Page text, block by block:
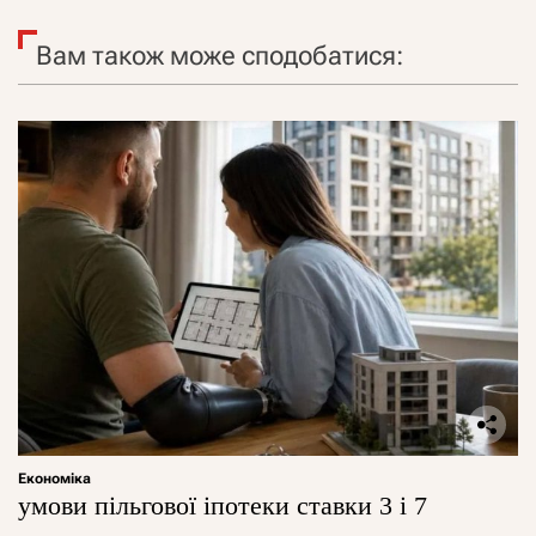
Вам також може сподобатися:
Економіка
умови пільгової іпотеки ставки 3 і 7